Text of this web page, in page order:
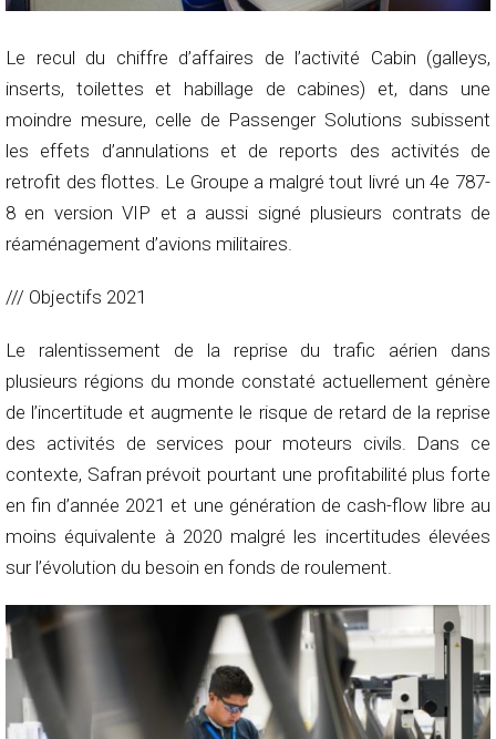
Le recul du chiffre d’affaires de l’activité Cabin (galleys,
inserts, toilettes et habillage de cabines) et, dans une
moindre mesure, celle de Passenger Solutions subissent
les effets d’annulations et de reports des activités de
retrofit des flottes. Le Groupe a malgré tout livré un 4e 787-
8 en version VIP et a aussi signé plusieurs contrats de
réaménagement d’avions militaires.
/// Objectifs 2021
Le ralentissement de la reprise du trafic aérien dans
plusieurs régions du monde constaté actuellement génère
de l’incertitude et augmente le risque de retard de la reprise
des activités de services pour moteurs civils. Dans ce
contexte, Safran prévoit pourtant une profitabilité plus forte
en fin d’année 2021 et une génération de cash-flow libre au
moins équivalente à 2020 malgré les incertitudes élevées
sur l’évolution du besoin en fonds de roulement.